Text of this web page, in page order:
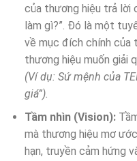
của thương hiệu trả lời
làm gì?”. Đó là một
về mục đích chính của
thương hiệu muốn giải
(Ví dụ: Sứ mệnh của
giá”).
Tầm nhìn (Vision):
mà thương hiệu mơ
hạn, truyền cảm hứng